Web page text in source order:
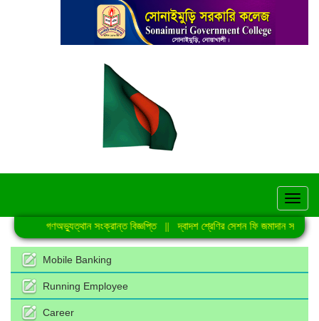
জুলাই গণঅভ্যুত্থান সংক্রান্ত বিজ্ঞপ্তি|| দ্বাদশ শ্রেণির সেশন ফি জমাদান সংক্রান্ত
Mobile Banking
Running Employee
Career